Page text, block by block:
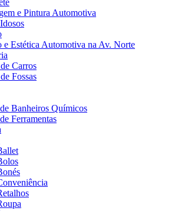
e Pintura Automotiva
e Estética Automotiva na Av. Norte
Carros
Fossas
Banheiros Químicos
Ferramentas